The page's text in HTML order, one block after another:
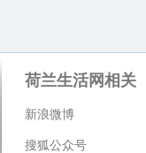
荷兰生活网相关
新浪微博
搜狐公众号